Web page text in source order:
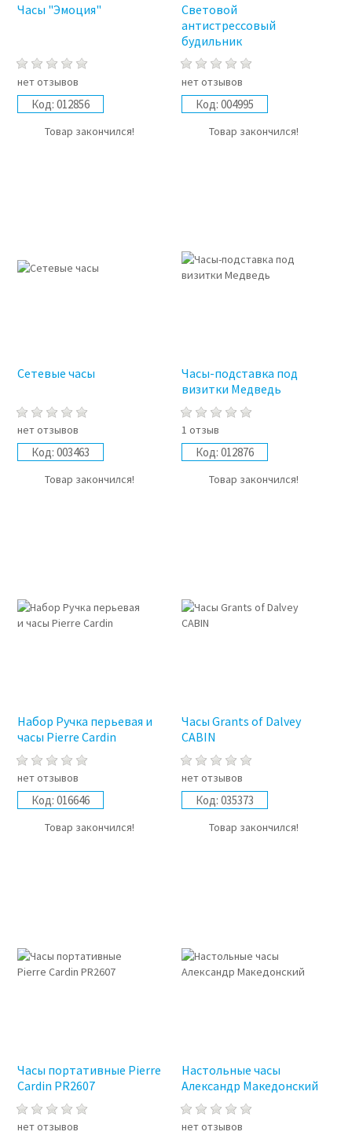
Часы "Эмоция"
нет отзывов
Код: 012856
Товар закончился!
Световой
антистрессовый
будильник
нет отзывов
Код: 004995
Товар закончился!
Сетевые часы
нет отзывов
Код: 003463
Товар закончился!
Часы-подставка под
визитки Медведь
1 отзыв
Код: 012876
Товар закончился!
Набор Ручка перьевая и
часы Pierre Cardin
нет отзывов
Код: 016646
Товар закончился!
Часы Grants of Dalvey
CABIN
нет отзывов
Код: 035373
Товар закончился!
Часы портативные Pierre
Cardin PR2607
нет отзывов
Настольные часы
Александр Македонский
нет отзывов